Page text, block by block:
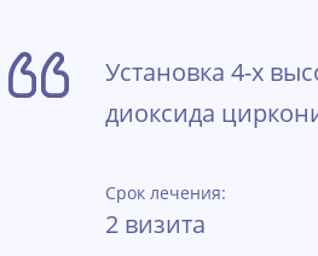
Установка 4-х
диоксида
Срок лечения:
2 визита